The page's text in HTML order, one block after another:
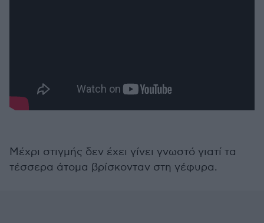
Μέχρι στιγμής δεν έχει γίνει γνωστό γιατί τα
τέσσερα άτομα βρίσκονταν στη γέφυρα.